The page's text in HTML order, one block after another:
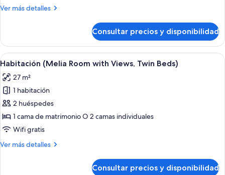
Ver más detalles
Más
Level
Melia
twin
Consultar precios y disponibilidad
Abrir
todas
las
fotos
de
Habitación
(Melia
with
Una habitación de hotel con una
4
Habitación (Melia Room with Views, Twin Beds)
27 m²
1 habitación
2 huéspedes
1 cama de matrimonio O 2 camas individuales
Wifi gratis
Ver más detalles
Más
Consultar precios y disponibilidad